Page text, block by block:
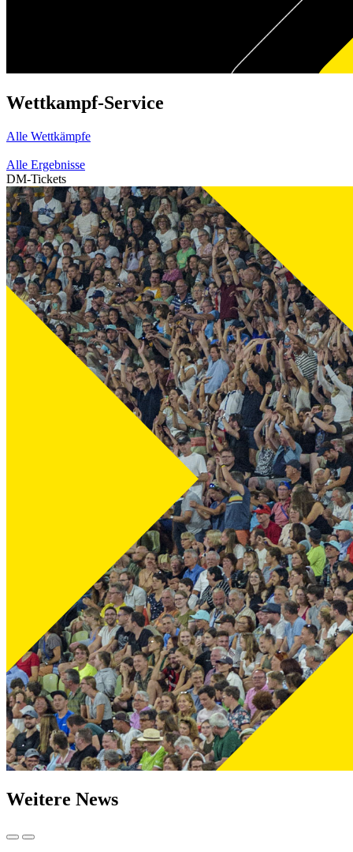
Wettkampf-Service
Alle Wettkämpfe
Alle Ergebnisse
DM-Tickets
Weitere News